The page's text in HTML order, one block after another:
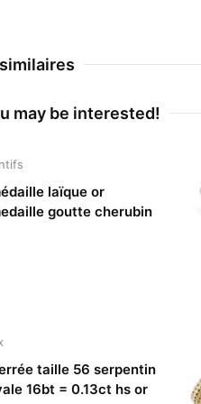
may be interested!
laïque or
goutte cherubin
taille 56 serpentin
16bt = 0.13ct hs or